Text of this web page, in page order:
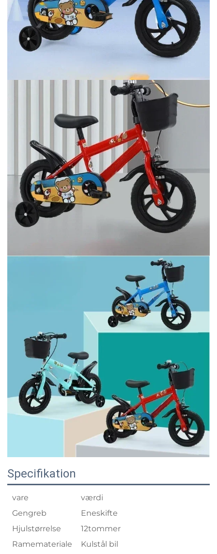
Specifikation
vare
værdi
Gengreb
Eneskifte
Hjulstørrelse
12tommer
Ramemateriale
Kulstål bil